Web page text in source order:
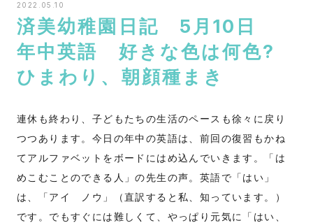
2022.05.10
済美幼稚園日記 5月10日
年中英語 好きな色は何色?
ひまわり、朝顔種まき
連休も終わり、子どもたちの生活のペースも徐々に戻り
つつあります。今日の年中の英語は、前回の復習もかね
てアルファベットをボードにはめ込んでいきます。「は
めこむことのできる人」の先生の声。英語で「はい」
は、「アイ ノウ」（直訳すると私、知っています。）
です。でもすぐには難しくて、やっぱり元気に「はい、